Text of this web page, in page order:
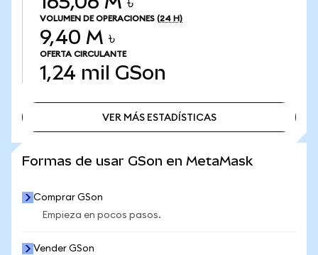
VOLUMEN DE OPERACIONES (24 H)
9,40 M ৳
OFERTA CIRCULANTE
1,24 mil GSon
VER MÁS ESTADÍSTICAS
Formas de usar GSon en MetaMask
Comprar GSon
Empieza en pocos pasos.
Vender GSon